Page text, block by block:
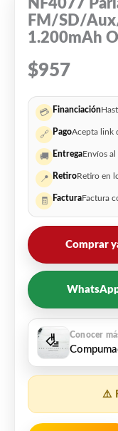
NF4077
FM/SD/
1.200mAh
$957
💳 Financiación
🔗 PagoAcepta link
🚚 EntregaEnvíos
📍 RetiroRetiro en
🧾 FacturaFactura
Comprar
⚠️